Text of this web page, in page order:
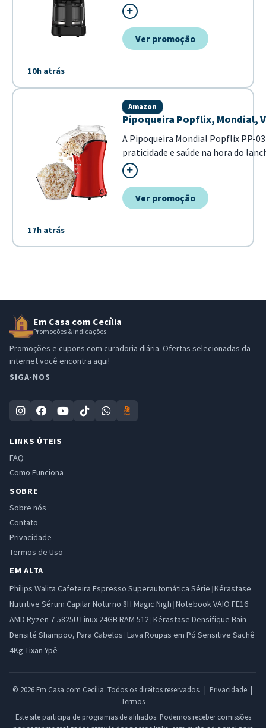
10h atrás
0,75L, ela é ideal para preparar a
ou para pequenas reuniões. Seu
com q...Ver promoção
17h atrás
Pipoqueira Popflix, Mondial,
Amazon
A Pipoqueira Mondial Popflix PP-
praticidade e saúde na hora do
vermelha, este eletroportátil
milho, dispensando o uso de óleo
Ver promoção
Em Casa com Cecília
Promoções & Indicações
Promoções e cupons com curadoria diária. Ofertas selecionadas da
internet você encontra aqui!
SIGA-NOS
LINKS ÚTEIS
FAQ
Como Funciona
SOBRE
Sobre nós
Contato
Privacidade
Termos de Uso
EM ALTA
Philips Walita Cafeteira Espresso Superautomática Série | Kérastase
Nutritive Sérum Capilar Noturno 8H Magic Nigh | Notebook VAIO FE16
AMD Ryzen 7-5825U Linux 24GB RAM 512 | Kérastase Densifique Bain
Densité Shampoo, Para Cabelos | Lava Roupas em Pó Sensitive Sachê
4Kg Tixan Ypê
© 2026 Em Casa com Cecília. Todos os direitos reservados. | Privacidade|
Termos
Este site participa de programas de afiliados. Podemos receber comissões